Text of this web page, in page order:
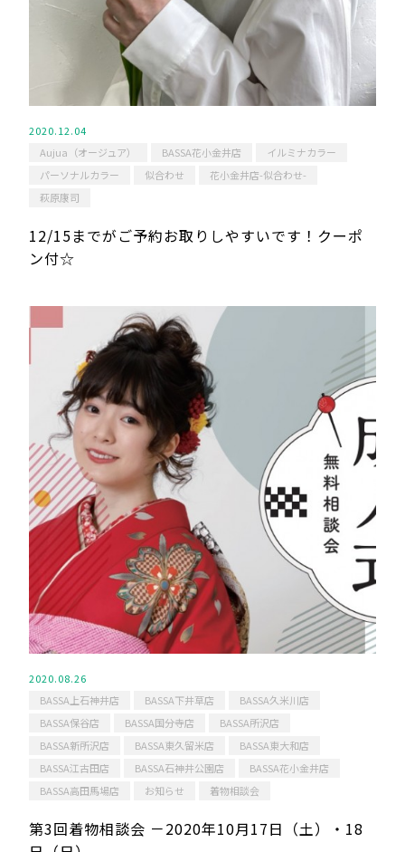
2020.12.04
Aujua（オージュア）
BASSA花小金井店
イルミナカラー
パーソナルカラー
似合わせ
花小金井店-似合わせ-
萩原康司
12/15までがご予約お取りしやすいです！クーポ
ン付☆
2020.08.26
BASSA上石神井店
BASSA下井草店
BASSA久米川店
BASSA保谷店
BASSA国分寺店
BASSA所沢店
BASSA新所沢店
BASSA東久留米店
BASSA東大和店
BASSA江古田店
BASSA石神井公園店
BASSA花小金井店
BASSA高田馬場店
お知らせ 着物相談会
第3回着物相談会 －2020年10月17日（土）・18